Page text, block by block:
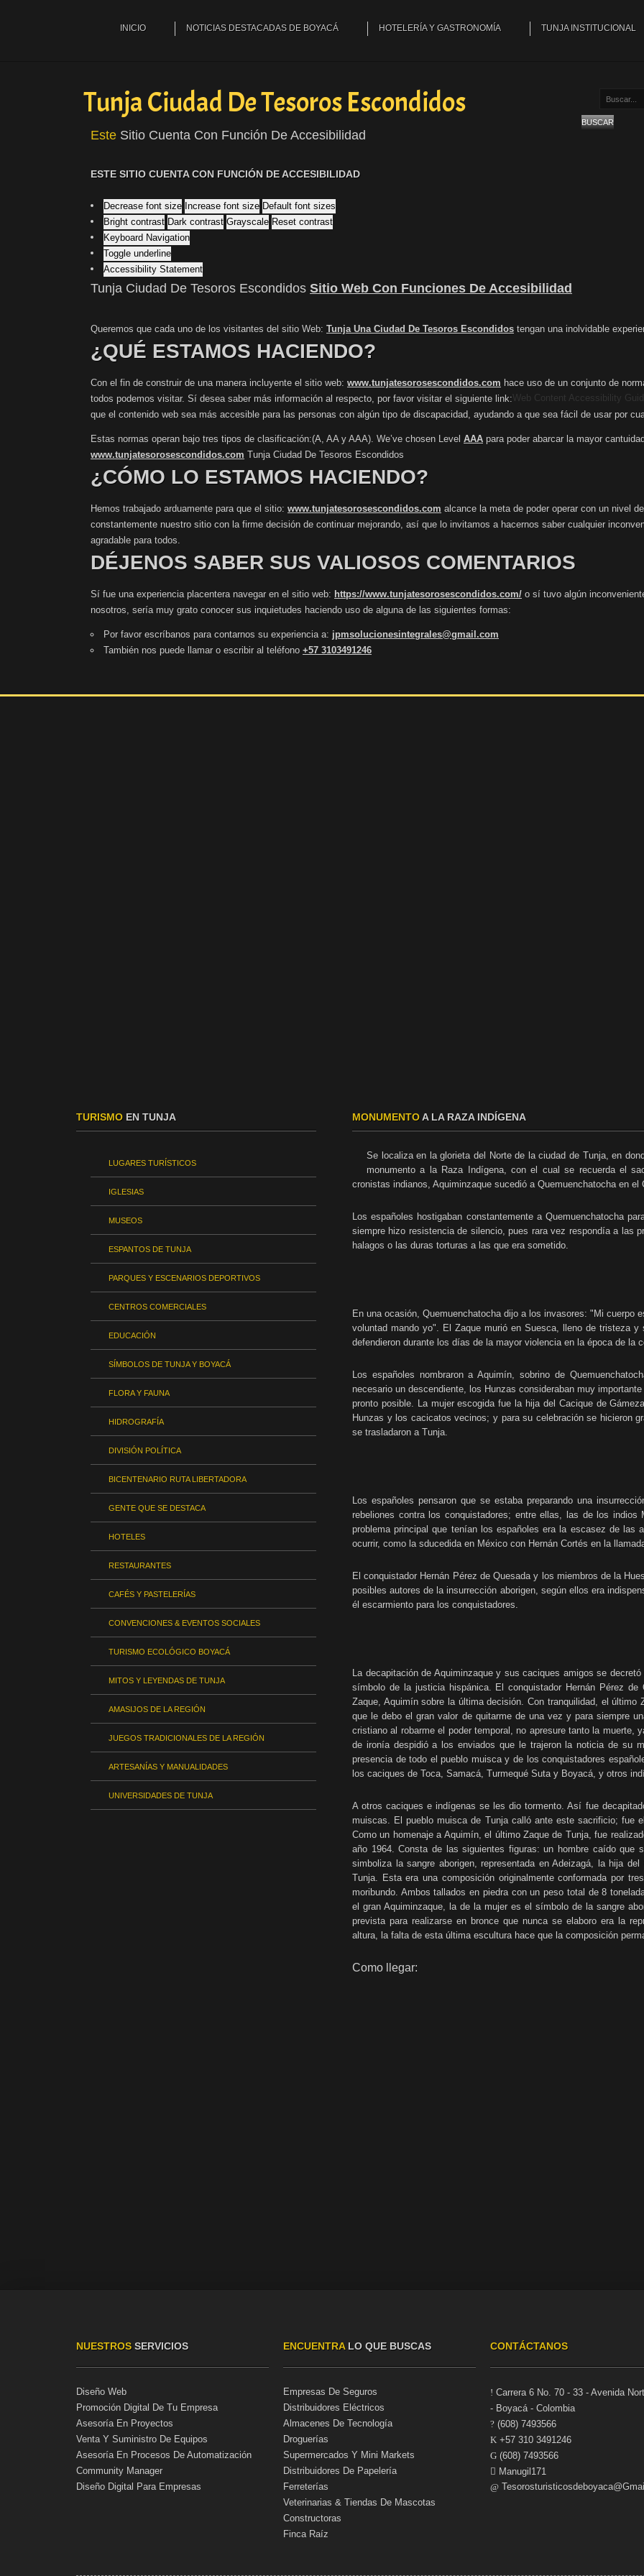
INICIO NOTICIAS DESTACADAS DE BOYACÁ HOTELERÍA Y GASTRONOMÍA TUNJA INSTITUCIONAL
Buscar...
BUSCAR
Tunja Ciudad De Tesoros Escondidos
Este Sitio Cuenta Con Función De Accesibilidad
ESTE SITIO CUENTA CON FUNCIÓN DE ACCESIBILIDAD
Decrease font size Increase font size Default font sizes
Bright contrast Dark contrast Grayscale Reset contrast
Keyboard Navigation
Toggle underline
Accessibility Statement
Tunja Ciudad De Tesoros Escondidos Sitio Web Con Funciones De Accesibilidad
Queremos que cada uno de los visitantes del sitio Web: Tunja Una Ciudad De Tesoros Escondidos tengan una inolvidable
¿QUÉ ESTAMOS HACIENDO?
Con el fin de construir de una manera incluyente el sitio web: www.tunjatesorosescondidos.com hace uso de un conjunto de
todos podemos visitar. Sí desea saber más información al respecto, por favor visitar el siguiente link:Web Content Accessibility
que el contenido web sea más accesible para las personas con algún tipo de discapacidad, ayudando a que sea fácil de usar por
Estas normas operan bajo tres tipos de clasificación:(A, AA y AAA). We’ve chosen Level AAA para poder abarcar la mayor
www.tunjatesorosescondidos.com Tunja Ciudad De Tesoros Escondidos
¿CÓMO LO ESTAMOS HACIENDO?
Hemos trabajado arduamente para que el sitio: www.tunjatesorosescondidos.com alcance la meta de poder operar con un nivel
constantemente nuestro sitio con la firme decisión de continuar mejorando, así que lo invitamos a hacernos saber cualquier
agradable para todos.
DÉJENOS SABER SUS VALIOSOS COMENTARIOS
Sí fue una experiencia placentera navegar en el sitio web: https://www.tunjatesorosescondidos.com/ o sí tuvo algún
nosotros, sería muy grato conocer sus inquietudes haciendo uso de alguna de las siguientes formas:
Por favor escríbanos para contarnos su experiencia a: jpmsolucionesintegrales@gmail.com
También nos puede llamar o escribir al teléfono +57 3103491246
TURISMO EN TUNJA
LUGARES TURÍSTICOS
IGLESIAS
MUSEOS
ESPANTOS DE TUNJA
PARQUES Y ESCENARIOS DEPORTIVOS
CENTROS COMERCIALES
EDUCACIÓN
SÍMBOLOS DE TUNJA Y BOYACÁ
FLORA Y FAUNA
HIDROGRAFÍA
DIVISIÓN POLÍTICA
BICENTENARIO RUTA LIBERTADORA
GENTE QUE SE DESTACA
HOTELES
RESTAURANTES
CAFÉS Y PASTELERÍAS
CONVENCIONES & EVENTOS SOCIALES
TURISMO ECOLÓGICO BOYACÁ
MITOS Y LEYENDAS DE TUNJA
AMASIJOS DE LA REGIÓN
JUEGOS TRADICIONALES DE LA REGIÓN
ARTESANÍAS Y MANUALIDADES
UNIVERSIDADES DE TUNJA
MONUMENTOA LA RAZA INDÍGENA
Se localiza en la glorieta del Norte de la ciudad de Tunja, en
monumento a la Raza Indígena, con el cual se recuerda el
cronistas indianos, Aquiminzaque sucedió a Quemuenchatocha en el
Los españoles hostigaban constantemente a Quemuenchatocha
siempre hizo resistencia de silencio, pues rara vez respondía a las
halagos o las duras torturas a las que era sometido.
En una ocasión, Quemuenchatocha dijo a los invasores: "Mi cuerpo
voluntad mando yo". El Zaque murió en Suesca, lleno de tristeza
defendieron durante los días de la mayor violencia en la época de la
Los españoles nombraron a Aquimín, sobrino de
necesario un descendiente, los Hunzas consideraban muy
pronto posible. La mujer escogida fue la hija del Cacique de
Hunzas y los cacicatos vecinos; y para su celebración se hicieron
se trasladaron a Tunja.
Los españoles pensaron que se estaba preparando una
rebeliones contra los conquistadores; entre ellas, las de los
problema principal que tenían los españoles era la escasez de las
ocurrir, como la sducedida en México con Hernán Cortés en la
El conquistador Hernán Pérez de Quesada y los miembros de la
posibles autores de la insurrección aborigen, según ellos era
él escarmiento para los conquistadores.
La decapitación de Aquiminzaque y sus caciques amigos se
símbolo de la justicia hispánica. El conquistador Hernán Pérez
Zaque, Aquimín sobre la última decisión. Con tranquilidad, el
que le debo el gran valor de quitarme de una vez y para siempre
cristiano al robarme el poder temporal, no apresure tanto la muerte,
de ironía despidió a los enviados que le trajeron la noticia de su
presencia de todo el pueblo muisca y de los conquistadores
los caciques de Toca, Samacá, Turmequé Suta y Boyacá, y otros
A otros caciques e indígenas se les dio tormento. Así fue
muiscas. El pueblo muisca de Tunja calló ante este sacrificio; fue
Como un homenaje a Aquimín, el último Zaque de Tunja, fue
año 1964. Consta de las siguientes figuras: un hombre caído que
simboliza la sangre aborigen, representada en Adeizagá, la hija
Tunja. Esta era una composición originalmente conformada por
moribundo. Ambos tallados en piedra con un peso total de 8
el gran Aquiminzaque, la de la mujer es el símbolo de la sangre
prevista para realizarse en bronce que nunca se elaboro era la
altura, la falta de esta última escultura hace que la composición
Como llegar:
NUESTROSSERVICIOS
Diseño Web
Promoción Digital De Tu Empresa
Asesoría En Proyectos
Venta Y Suministro De Equipos
Asesoría En Procesos De Automatización
Community Manager
Diseño Digital Para Empresas
ENCUENTRALO QUE BUSCAS
Empresas De Seguros
Distribuidores Eléctricos
Almacenes De Tecnología
Droguerías
Supermercados Y Mini Markets
Distribuidores De Papelería
Ferreterías
Veterinarias & Tiendas De Mascotas
Constructoras
Finca Raíz
CONTÁCTANOS
Carrera 6 No. 70 - 33 - Avenida
- Boyacá - Colombia
(608) 7493566
+57 310 3491246
(608) 7493566
Manugil171